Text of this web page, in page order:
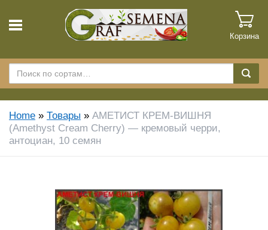
Корзина
Home » Товары » АМЕТИСТ КРЕМ-ВИШНЯ
(Amethyst Cream Cherry) — кремовый черри,
антоциан, 10 семян